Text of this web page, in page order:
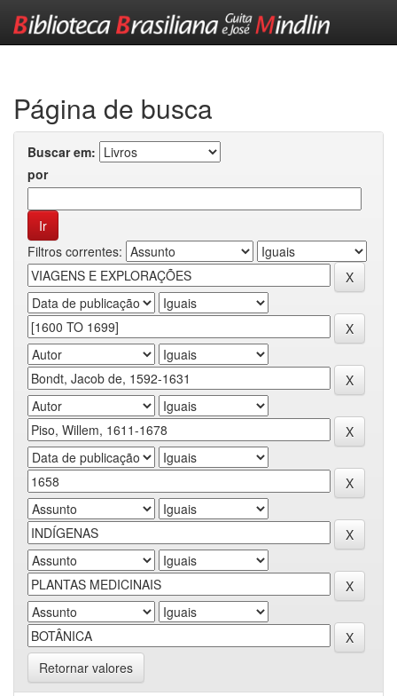
Página de busca
Buscar em:
por
Filtros correntes:
Retornar valores